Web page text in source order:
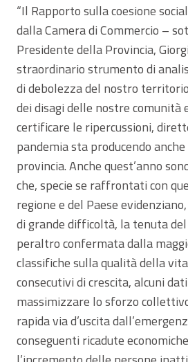
“Il Rapporto sulla coesione
dalla Camera di Commercio –
Presidente della Provincia,
straordinario strumento di
di debolezza del nostro
dei disagi delle nostre comunità
certificare le ripercussioni,
pandemia sta producendo
provincia. Anche quest’anno
che, specie se raffrontati con
regione e del Paese
di grande difficoltà, la tenuta
peraltro confermata dalla
classifiche sulla qualità della
consecutivi di crescita, alcuni
massimizzare lo sforzo
rapida via d’uscita
conseguenti ricadute